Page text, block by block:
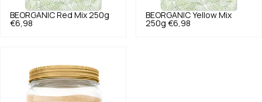
BEORGANIC Red Mix 250g
€6,98
BEORGANIC Yellow Mix
250g €6,98